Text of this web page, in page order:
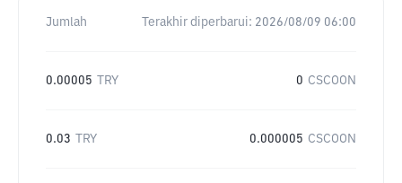
Jumlah Terakhir diperbarui: 2026/08/09 06:00
0.00005 TRY 0 CSCOON
0.03 TRY 0.000005 CSCOON